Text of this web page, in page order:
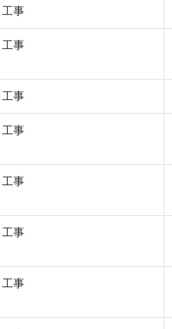
工事
工事
工事
工事
工事
工事
工事